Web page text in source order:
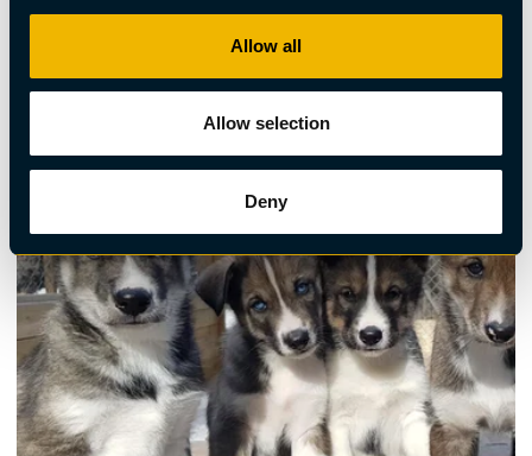
Allow all
Allow selection
Deny
Hundspann
Hundspannstur - privat